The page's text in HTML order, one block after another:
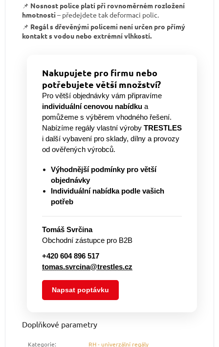
📌 Nosnost police platí při rovnoměrném rozložení
hmotnosti – předejdete tak deformaci polic.
📌 Regál s dřevěnými policemi není určen pro přímý
kontakt s vodou nebo extrémní vlhkostí.
Nakupujete pro firmu nebo
potřebujete větší množství?
Pro větší objednávky vám připravíme
individuální cenovou nabídku a
pomůžeme s výběrem vhodného řešení.
Nabízíme regály vlastní výroby TRESTLES
i další vybavení pro sklady, dílny a provozy
od ověřených výrobců.
Výhodnější podmínky pro větší
objednávky
Individuální nabídka podle vašich
potřeb
Tomáš Svrčina
Obchodní zástupce pro B2B
+420 604 896 517
tomas.svrcina@trestles.cz
Napsat poptávku
Doplňkové parametry
Kategorie:
RH - univerzální regály